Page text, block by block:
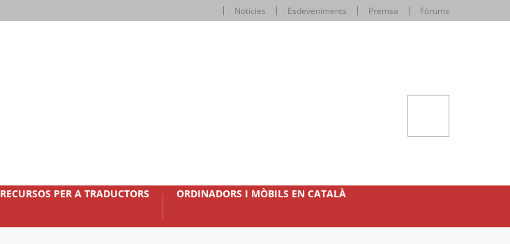
Notícies Esdeveniments Premsa Fòrums
RECURSOS PER A TRADUCTORS ORDINADORS I MÒBILS EN CATALÀ